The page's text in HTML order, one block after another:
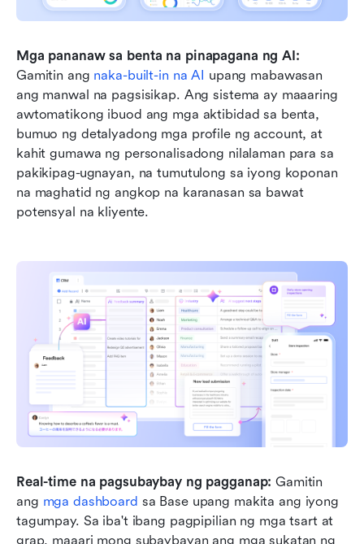
Mga pananaw sa benta na pinapagana ng AI:
Gamitin ang naka-built-in na AI upang mabawasan
ang manwal na pagsisikap. Ang sistema ay maaaring
awtomatikong ibuod ang mga aktibidad sa benta,
bumuo ng detalyadong mga profile ng account, at
kahit gumawa ng personalisadong nilalaman para sa
pakikipag-ugnayan, na tumutulong sa iyong koponan
na maghatid ng angkop na karanasan sa bawat
potensyal na kliyente.
Real-time na pagsubaybay ng pagganap: Gamitin
ang mga dashboard sa Base upang makita ang iyong
tagumpay. Sa iba't ibang pagpipilian ng mga tsart at
grap, maaari mong subaybayan ang mga sukatan ng